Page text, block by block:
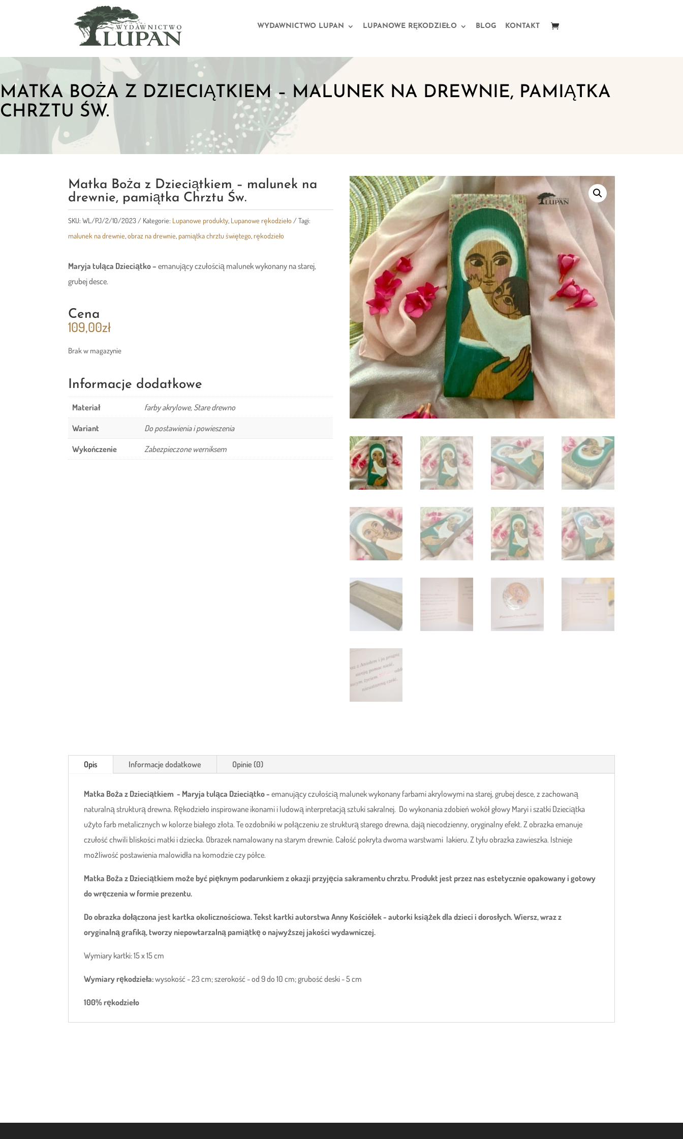
WYDAWNICTWO LUPAN LUPANOWE RĘKODZIEŁO BLOG KONTAKT
MATKA BOŻA Z DZIECIĄTKIEM – MALUNEK NA DREWNIE, PAMIĄTKA
CHRZTU ŚW.
Matka Boża z Dzieciątkiem – malunek na
drewnie, pamiątka Chrztu Św.
SKU:WL/PJ/2/10/2023 Kategorie: Lupanowe produkty, Lupanowe rękodzieło
Tagi:
malunek na drewnie,obraz na drewnie,pamiątka chrztu świętego,rękodzieło
Maryja tuląca Dzieciątko –emanujący czułością malunek wykonany na starej,
grubej desce.
Cena
109,00zł
Brak w magazynie
Informacje dodatkowe
Materiał farby akrylowe, Stare drewno
Wariant Do postawienia i powieszenia
Wykończenie Zabezpieczone werniksem
Opis Informacje dodatkowe Opinie (0)
Matka Boża z Dzieciątkiem - Maryja tuląca Dzieciątko -emanujący czułością malunek wykonany farbami akrylowymi na starej, grubej desce, z zachowaną
naturalną strukturą drewna. Rękodzieło inspirowane ikonami i ludową interpretacją sztuki sakralnej. Do wykonania zdobień wokół głowy Maryi i szatki Dzieciątka
użyto farb metalicznych w kolorze białego złota. Te ozdobniki w połączeniu ze strukturą starego drewna, dają niecodzienny, oryginalny efekt. Z obrazka emanuje
czułość chwili bliskości matki i dziecka. Obrazek namalowany na starym drewnie. Całość pokryta dwoma warstwami lakieru. Z tyłu obrazka zawieszka. Istnieje
możliwość postawienia malowidła na komodzie czy półce.
Matka Boża z Dzieciątkiem może być pięknym podarunkiem z okazji przyjęcia sakramentu chrztu. Produkt jest przez nas estetycznie opakowany i gotowy
do wręczenia w formie prezentu.
Do obrazka dołączona jest kartkaokolicznościowa. Tekst kartki autorstwa Anny Kościółek - autorki książek dla dzieci i dorosłych. Wiersz, wraz z
oryginalną grafiką, tworzy niepowtarzalną pamiątkę o najwyższej jakości wydawniczej.
Wymiary kartki: 15 x 15 cm
Wymiary rękodzieła:wysokość - 23 cm; szerokość - od 9 do 10 cm; grubość deski - 5 cm
100% rękodzieło